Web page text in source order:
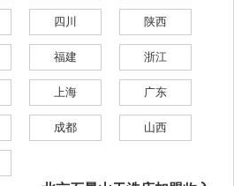
四川 陕西
福建 浙江
上海 广东
成都 山西